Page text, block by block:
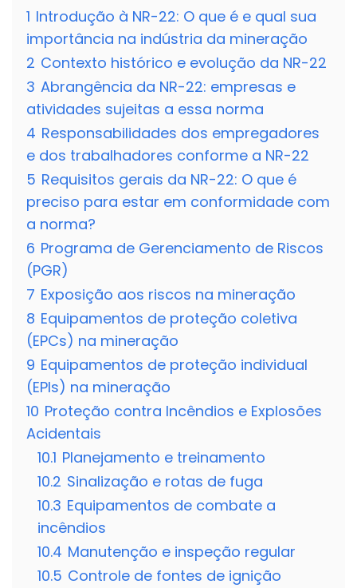
1 Introdução à NR-22: O que é e qual sua
importância na indústria da mineração
2 Contexto histórico e evolução da NR-22
3 Abrangência da NR-22: empresas e
atividades sujeitas a essa norma
4 Responsabilidades dos empregadores
e dos trabalhadores conforme a NR-22
5 Requisitos gerais da NR-22: O que é
preciso para estar em conformidade com
a norma?
6 Programa de Gerenciamento de Riscos
(PGR)
7 Exposição aos riscos na mineração
8 Equipamentos de proteção coletiva
(EPCs) na mineração
9 Equipamentos de proteção individual
(EPIs) na mineração
10 Proteção contra Incêndios e Explosões
Acidentais
10.1 Planejamento e treinamento
10.2 Sinalização e rotas de fuga
10.3 Equipamentos de combate a
incêndios
10.4 Manutenção e inspeção regular
10.5 Controle de fontes de ignição